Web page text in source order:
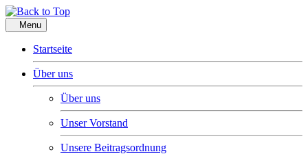
Menu
Startseite
Über uns
Über uns
Unser Vorstand
Unsere Beitragsordnung